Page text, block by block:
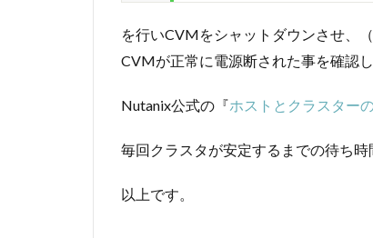
を行いCVMをシャットダウンさせ、
CVMが正常に電源断された事を確認
Nutanix公式の『ホストとクラスター
毎回クラスタが安定するまでの待ち
以上です。